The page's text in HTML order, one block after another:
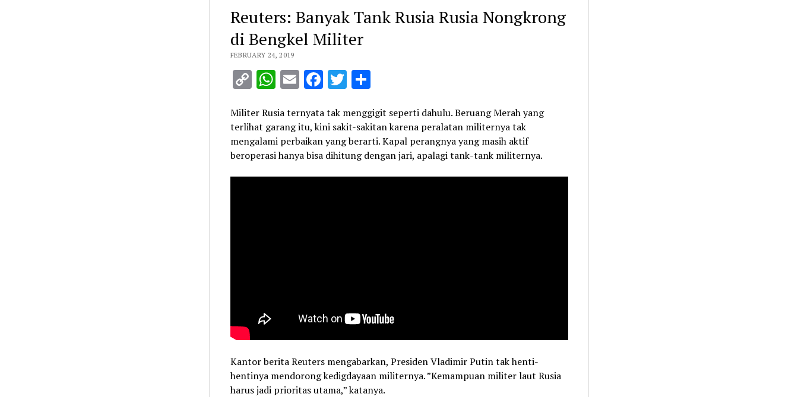
Reuters: Banyak Tank Rusia Rusia Nongkrong
di Bengkel Militer
FEBRUARY 24, 2019
CopyWhatsApp
EmailFacebook
Twitter
Share
Militer Rusia ternyata tak menggigit seperti dahulu. Beruang Merah yang
terlihat garang itu, kini sakit-sakitan karena peralatan militernya tak
mengalami perbaikan yang berarti. Kapal perangnya yang masih aktif
beroperasi hanya bisa dihitung dengan jari, apalagi tank-tank militernya.
Kantor berita Reuters mengabarkan, Presiden Vladimir Putin tak henti-
hentinya mendorong kedigdayaan militernya. ”Kemampuan militer laut Rusia
harus jadi prioritas utama,” katanya.